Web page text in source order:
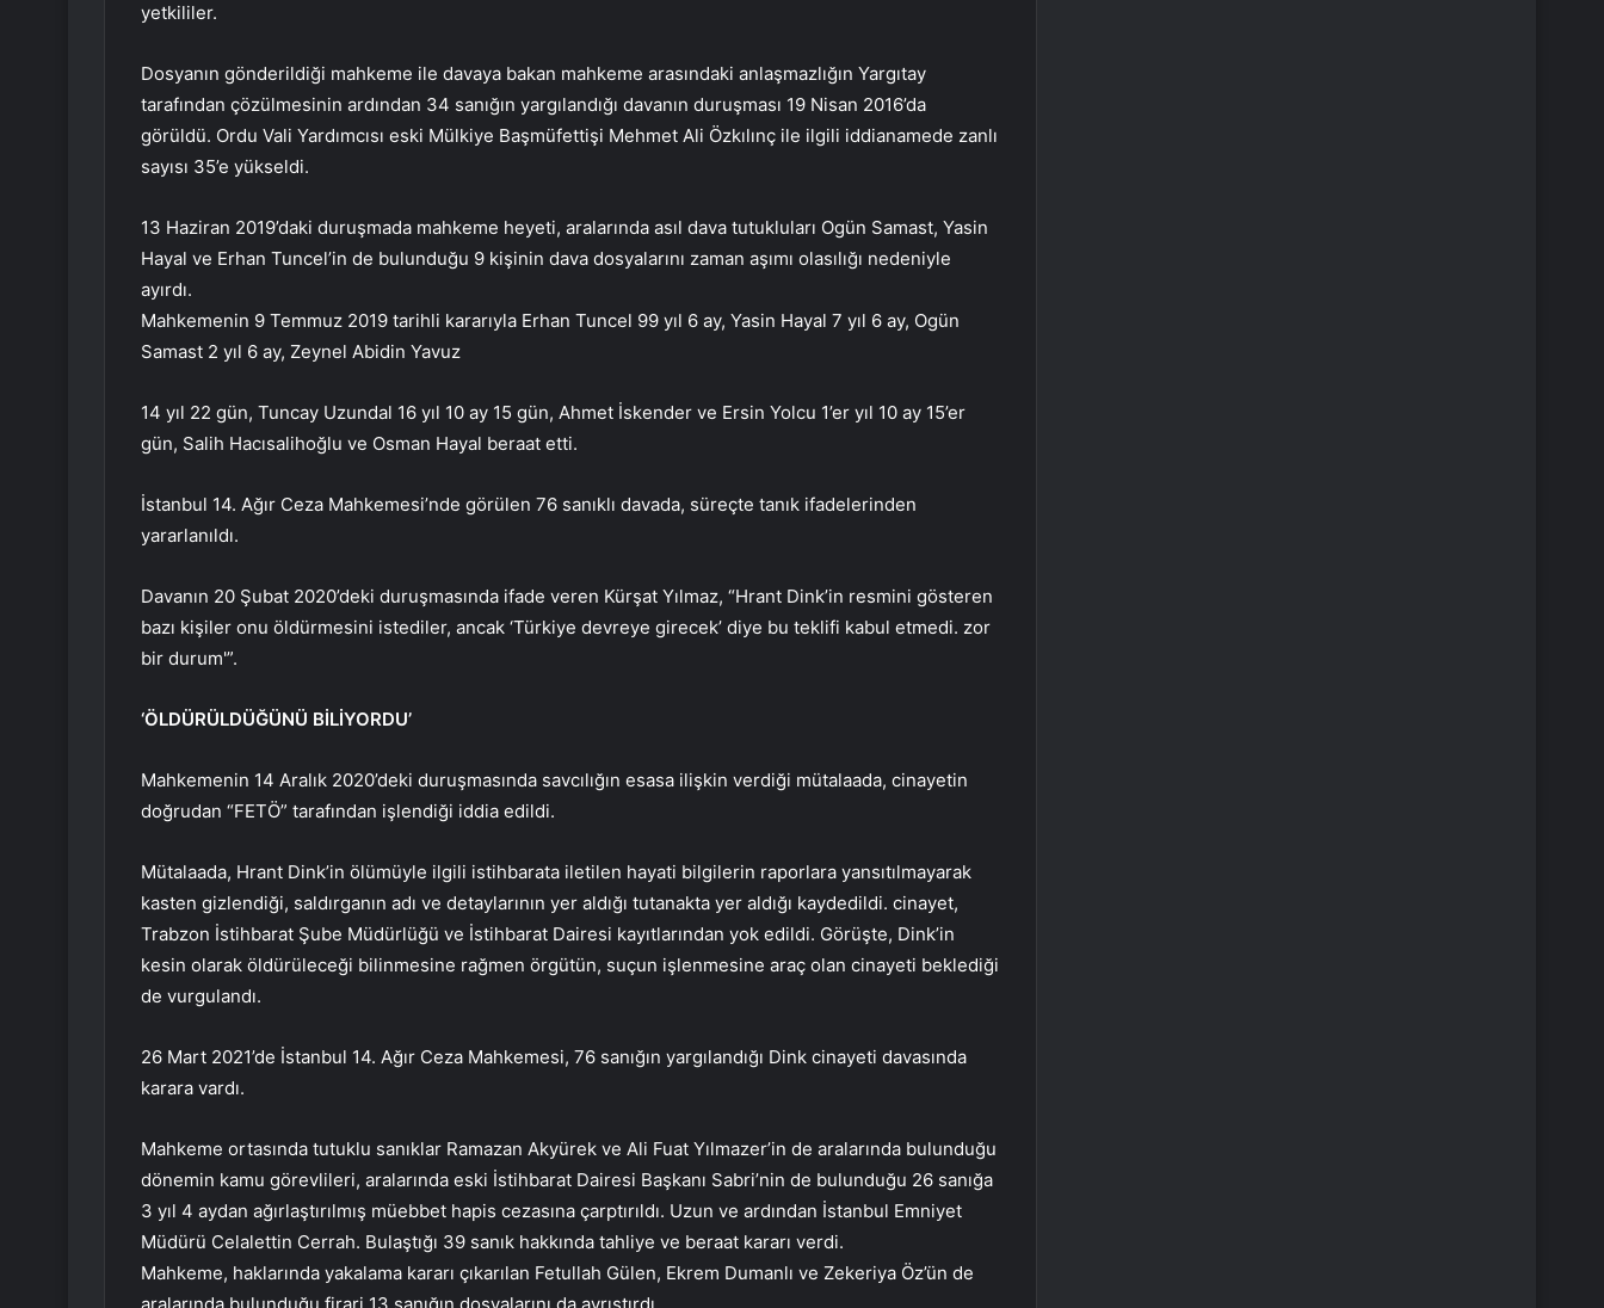
yetkililer.
Dosyanın gönderildiği mahkeme ile davaya bakan mahkeme arasındaki anlaşmazlığın Yargıtay
tarafından çözülmesinin ardından 34 sanığın yargılandığı davanın duruşması 19 Nisan 2016’da
görüldü. Ordu Vali Yardımcısı eski Mülkiye Başmüfettişi Mehmet Ali Özkılınç ile ilgili iddianamede zanlı
sayısı 35’e yükseldi.
13 Haziran 2019’daki duruşmada mahkeme heyeti, aralarında asıl dava tutukluları Ogün Samast, Yasin
Hayal ve Erhan Tuncel’in de bulunduğu 9 kişinin dava dosyalarını zaman aşımı olasılığı nedeniyle
ayırdı.
Mahkemenin 9 Temmuz 2019 tarihli kararıyla Erhan Tuncel 99 yıl 6 ay, Yasin Hayal 7 yıl 6 ay, Ogün
Samast 2 yıl 6 ay, Zeynel Abidin Yavuz
14 yıl 22 gün, Tuncay Uzundal 16 yıl 10 ay 15 gün, Ahmet İskender ve Ersin Yolcu 1’er yıl 10 ay 15’er
gün, Salih Hacısalihoğlu ve Osman Hayal beraat etti.
İstanbul 14. Ağır Ceza Mahkemesi’nde görülen 76 sanıklı davada, süreçte tanık ifadelerinden
yararlanıldı.
Davanın 20 Şubat 2020’deki duruşmasında ifade veren Kürşat Yılmaz, “Hrant Dink’in resmini gösteren
bazı kişiler onu öldürmesini istediler, ancak ‘Türkiye devreye girecek’ diye bu teklifi kabul etmedi. zor
bir durum'”.
‘ÖLDÜRÜLDÜĞÜNÜ BİLİYORDU’
Mahkemenin 14 Aralık 2020’deki duruşmasında savcılığın esasa ilişkin verdiği mütalaada, cinayetin
doğrudan “FETÖ” tarafından işlendiği iddia edildi.
Mütalaada, Hrant Dink’in ölümüyle ilgili istihbarata iletilen hayati bilgilerin raporlara yansıtılmayarak
kasten gizlendiği, saldırganın adı ve detaylarının yer aldığı tutanakta yer aldığı kaydedildi. cinayet,
Trabzon İstihbarat Şube Müdürlüğü ve İstihbarat Dairesi kayıtlarından yok edildi. Görüşte, Dink’in
kesin olarak öldürüleceği bilinmesine rağmen örgütün, suçun işlenmesine araç olan cinayeti beklediği
de vurgulandı.
26 Mart 2021’de İstanbul 14. Ağır Ceza Mahkemesi, 76 sanığın yargılandığı Dink cinayeti davasında
karara vardı.
Mahkeme ortasında tutuklu sanıklar Ramazan Akyürek ve Ali Fuat Yılmazer’in de aralarında bulunduğu
dönemin kamu görevlileri, aralarında eski İstihbarat Dairesi Başkanı Sabri’nin de bulunduğu 26 sanığa
3 yıl 4 aydan ağırlaştırılmış müebbet hapis cezasına çarptırıldı. Uzun ve ardından İstanbul Emniyet
Müdürü Celalettin Cerrah. Bulaştığı 39 sanık hakkında tahliye ve beraat kararı verdi.
Mahkeme, haklarında yakalama kararı çıkarılan Fetullah Gülen, Ekrem Dumanlı ve Zekeriya Öz’ün de